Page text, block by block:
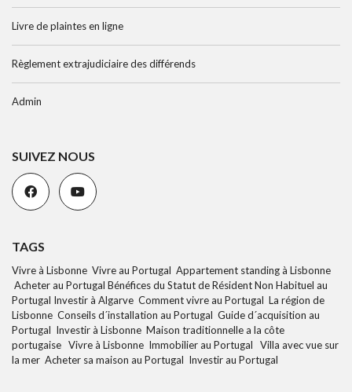
Livre de plaintes en ligne
Règlement extrajudiciaire des différends
Admin
SUIVEZ NOUS
TAGS
Vivre à Lisbonne Vivre au Portugal Appartement standing à Lisbonne
Acheter au Portugal Bénéfices du Statut de Résident Non Habituel au
Portugal Investir à Algarve Comment vivre au Portugal La région de
Lisbonne Conseils d´installation au Portugal Guide d´acquisition au
Portugal Investir à Lisbonne Maison traditionnelle a la côte
portugaise Vivre à Lisbonne Immobilier au Portugal Villa avec vue sur
la mer Acheter sa maison au Portugal Investir au Portugal